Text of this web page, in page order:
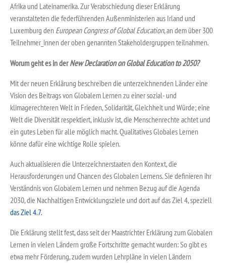
Afrika und Lateinamerika. Zur Verabschiedung dieser Erklärung
veranstalteten die federführenden Außenministerien aus Irland und
Luxemburg den European Congress of Global Education, an dem über 300
Teilnehmer_innen der oben genannten Stakeholdergruppen teilnahmen.
Worum geht es in derNew Declaration on Global Education to 2050?
Mit der neuen Erklärung beschreiben die unterzeichnenden Länder eine
Vision des Beitrags von Globalem Lernen zu einer sozial- und
klimagerechteren Welt in Frieden, Solidarität, Gleichheit und Würde; eine
Welt die Diversität respektiert, inklusiv ist, die Menschenrechte achtet und
ein gutes Leben für alle möglich macht. Qualitatives Globales Lernen
könne dafür eine wichtige Rolle spielen.
Auch aktualisieren die Unterzeichnerstaaten den Kontext, die
Herausforderungen und Chancen des Globalen Lernens. Sie definieren ihr
Verständnis von Globalem Lernen und nehmen Bezug auf die Agenda
2030, die Nachhaltigen Entwicklungsziele und dort auf das Ziel 4, speziell
das Ziel 4.7.
Die Erklärung stellt fest, dass seit der Maastrichter Erklärung zum Globalen
Lernen in vielen Ländern große Fortschritte gemacht wurden: So gibt es
etwa mehr Förderung, zudem wurden Lehrpläne in vielen Ländern